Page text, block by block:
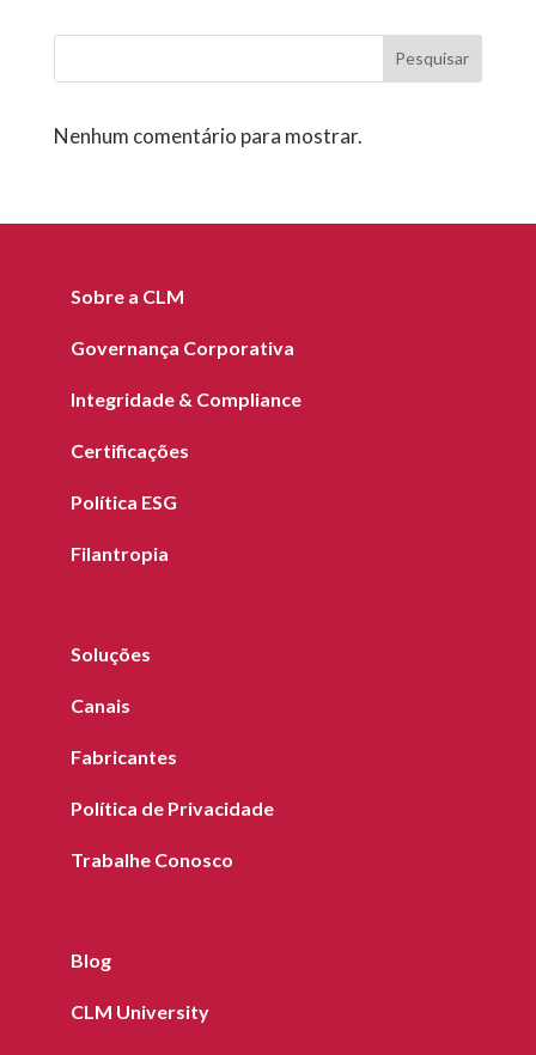
Pesquisar
Nenhum comentário para mostrar.
Sobre a CLM
Governança Corporativa
Integridade & Compliance
Certificações
Política ESG
Filantropia
Soluções
Canais
Fabricantes
Política de Privacidade
Trabalhe Conosco
Blog
CLM University